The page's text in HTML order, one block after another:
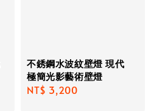
不銹鋼水波紋壁燈 現代
極簡光影藝術壁燈
Regular
NT$ 3,200